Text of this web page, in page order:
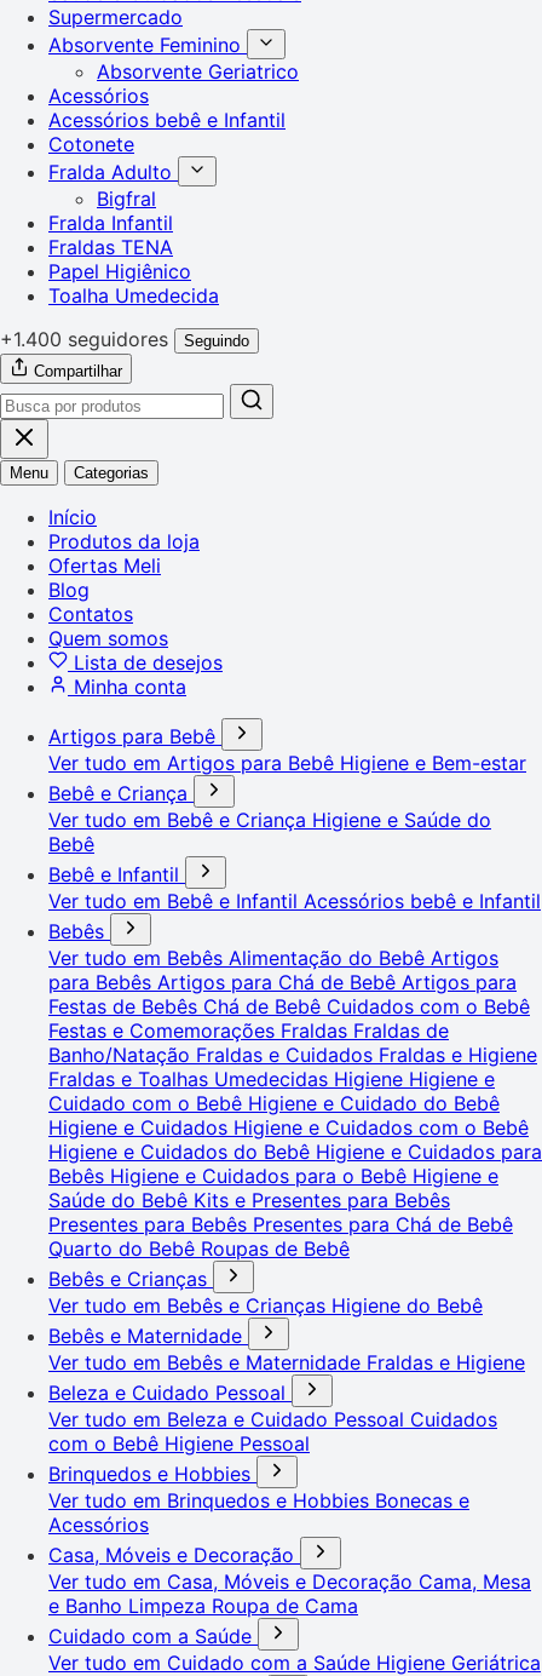
Supermercado
Absorvente Feminino
Absorvente Geriatrico
Acessórios
Acessórios bebê e Infantil
Cotonete
Fralda Adulto
Bigfral
Fralda Infantil
Fraldas TENA
Papel Higiênico
Toalha Umedecida
+1.400 seguidores
Seguindo
Compartilhar
Menu Categorias
Início
Produtos da loja
Ofertas Meli
Blog
Contatos
Quem somos
Lista de desejos
Minha conta
Artigos para Bebê
Ver tudo em Artigos para Bebê Higiene e Bem-estar
Bebê e Criança
Ver tudo em Bebê e Criança Higiene e Saúde do
Bebê
Bebê e Infantil
Ver tudo em Bebê e Infantil Acessórios bebê e Infantil
Bebês
Ver tudo em Bebês Alimentação do Bebê Artigos
para Bebês Artigos para Chá de Bebê Artigos para
Festas de Bebês Chá de Bebê Cuidados com o Bebê
Festas e Comemorações Fraldas Fraldas de
Banho/Natação Fraldas e Cuidados Fraldas e Higiene
Fraldas e Toalhas Umedecidas Higiene Higiene e
Cuidado com o Bebê Higiene e Cuidado do Bebê
Higiene e Cuidados Higiene e Cuidados com o Bebê
Higiene e Cuidados do Bebê Higiene e Cuidados para
Bebês Higiene e Cuidados para o Bebê Higiene e
Saúde do Bebê Kits e Presentes para Bebês
Presentes para Bebês Presentes para Chá de Bebê
Quarto do Bebê Roupas de Bebê
Bebês e Crianças
Ver tudo em Bebês e Crianças Higiene do Bebê
Bebês e Maternidade
Ver tudo em Bebês e Maternidade Fraldas e Higiene
Beleza e Cuidado Pessoal
Ver tudo em Beleza e Cuidado Pessoal Cuidados
com o Bebê Higiene Pessoal
Brinquedos e Hobbies
Ver tudo em Brinquedos e Hobbies Bonecas e
Acessórios
Casa, Móveis e Decoração
Ver tudo em Casa, Móveis e Decoração Cama, Mesa
e Banho Limpeza Roupa de Cama
Cuidado com a Saúde
Ver tudo em Cuidado com a Saúde Higiene Geriátrica